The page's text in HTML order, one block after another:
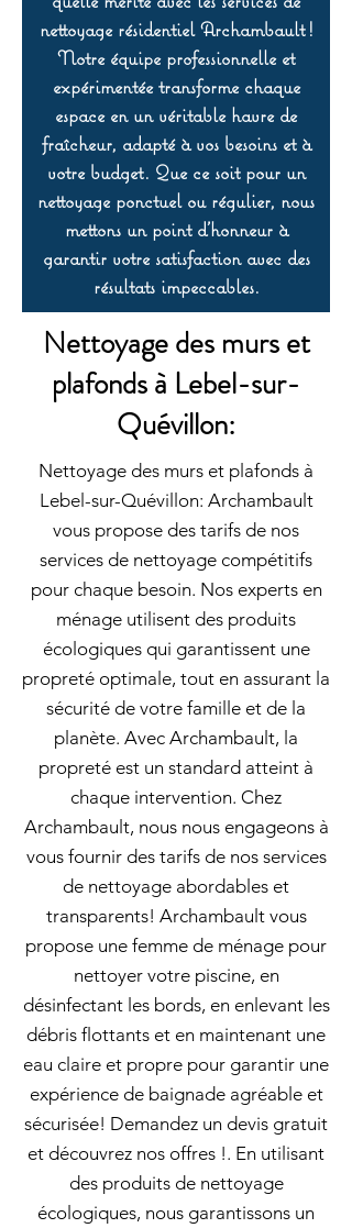
nettoyage résidentiel Archambault !
Notre équipe professionnelle et
expérimentée transforme chaque
espace en un véritable havre de
fraîcheur, adapté à vos besoins et à
votre budget. Que ce soit pour un
nettoyage ponctuel ou régulier, nous
mettons un point d’honneur à
garantir votre satisfaction avec des
résultats impeccables.
Nettoyage des murs et
plafonds à Lebel-sur-
Quévillon:
Nettoyage des murs et plafonds à
Lebel-sur-Quévillon: Archambault
vous propose des tarifs de nos
services de nettoyage compétitifs
pour chaque besoin. Nos experts en
ménage utilisent des produits
écologiques qui garantissent une
propreté optimale, tout en assurant la
sécurité de votre famille et de la
planète. Avec Archambault, la
propreté est un standard atteint à
chaque intervention. Chez
Archambault, nous nous engageons à
vous fournir des tarifs de nos services
de nettoyage abordables et
transparents! Archambault vous
propose une femme de ménage pour
nettoyer votre piscine, en
désinfectant les bords, en enlevant les
débris flottants et en maintenant une
eau claire et propre pour garantir une
expérience de baignade agréable et
sécurisée! Demandez un devis gratuit
et découvrez nos offres !. En utilisant
des produits de nettoyage
écologiques, nous garantissons un